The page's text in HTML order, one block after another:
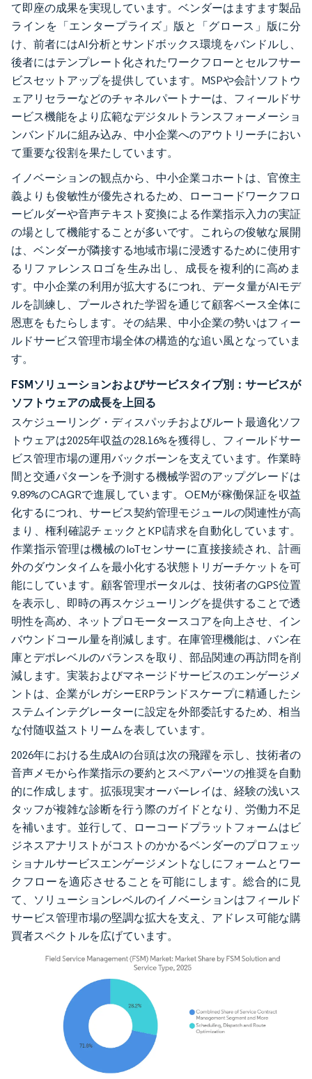
て即座の成果を実現しています。ベンダーはますます製品
ラインを「エンタープライズ」版と「グロース」版に分
け、前者にはAI分析とサンドボックス環境をバンドルし、
後者にはテンプレート化されたワークフローとセルフサー
ビスセットアップを提供しています。MSPや会計ソフトウ
ェアリセラーなどのチャネルパートナーは、フィールドサ
ービス機能をより広範なデジタルトランスフォーメーショ
ンバンドルに組み込み、中小企業へのアウトリーチにおい
て重要な役割を果たしています。
イノベーションの観点から、中小企業コホートは、官僚主
義よりも俊敏性が優先されるため、ローコードワークフロ
ービルダーや音声テキスト変換による作業指示入力の実証
の場として機能することが多いです。これらの俊敏な展開
は、ベンダーが隣接する地域市場に浸透するために使用す
るリファレンスロゴを生み出し、成長を複利的に高めま
す。中小企業の利用が拡大するにつれ、データ量がAIモデ
ルを訓練し、プールされた学習を通じて顧客ベース全体に
恩恵をもたらします。その結果、中小企業の勢いはフィー
ルドサービス管理市場全体の構造的な追い風となっていま
す。
FSMソリューションおよびサービスタイプ別：サービスが
ソフトウェアの成長を上回る
スケジューリング・ディスパッチおよびルート最適化ソフ
トウェアは2025年収益の28.16%を獲得し、フィールドサー
ビス管理市場の運用バックボーンを支えています。作業時
間と交通パターンを予測する機械学習のアップグレードは
9.89%のCAGRで進展しています。OEMが稼働保証を収益
化するにつれ、サービス契約管理モジュールの関連性が高
まり、権利確認チェックとKPI請求を自動化しています。
作業指示管理は機械のIoTセンサーに直接接続され、計画
外のダウンタイムを最小化する状態トリガーチケットを可
能にしています。顧客管理ポータルは、技術者のGPS位置
を表示し、即時の再スケジューリングを提供することで透
明性を高め、ネットプロモータースコアを向上させ、イン
バウンドコール量を削減します。在庫管理機能は、バン在
庫とデポレベルのバランスを取り、部品関連の再訪問を削
減します。実装およびマネージドサービスのエンゲージメ
ントは、企業がレガシーERPランドスケープに精通したシ
ステムインテグレーターに設定を外部委託するため、相当
な付随収益ストリームを表しています。
2026年における生成AIの台頭は次の飛躍を示し、技術者の
音声メモから作業指示の要約とスペアパーツの推奨を自動
的に作成します。拡張現実オーバーレイは、経験の浅いス
タッフが複雑な診断を行う際のガイドとなり、労働力不足
を補います。並行して、ローコードプラットフォームはビ
ジネスアナリストがコストのかかるベンダーのプロフェッ
ショナルサービスエンゲージメントなしにフォームとワー
クフローを適応させることを可能にします。総合的に見
て、ソリューションレベルのイノベーションはフィールド
サービス管理市場の堅調な拡大を支え、アドレス可能な購
買者スペクトルを広げています。